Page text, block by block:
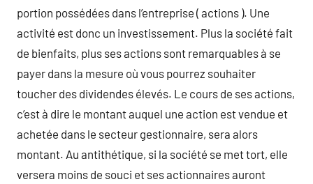
portion possédées dans l’entreprise ( actions ). Une
activité est donc un investissement. Plus la société fait
de bienfaits, plus ses actions sont remarquables à se
payer dans la mesure où vous pourrez souhaiter
toucher des dividendes élevés. Le cours de ses actions,
c’est à dire le montant auquel une action est vendue et
achetée dans le secteur gestionnaire, sera alors
montant. Au antithétique, si la société se met tort, elle
versera moins de souci et ses actionnaires auront